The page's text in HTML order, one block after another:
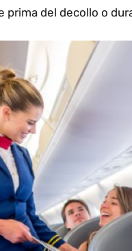
prima del decollo o